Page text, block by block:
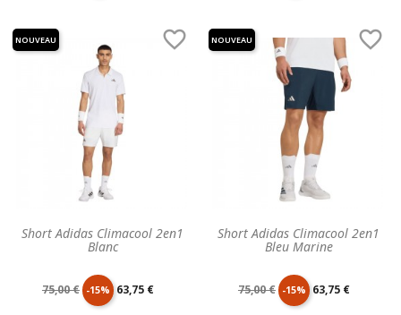
Short Adidas Climacool 2en1
Blanc

Prix
75,00 € -15% Prix
63,75 €
NOUVEAU
Short Adidas Climacool 2en1
Bleu Marine

Prix
75,00 € -15% Prix
63,75 €
NOUVEAU